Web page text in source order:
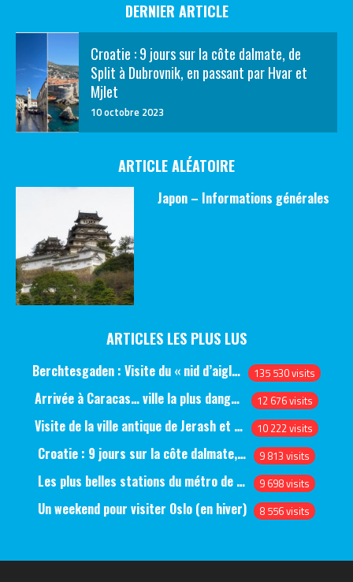
DERNIER ARTICLE
Croatie : 9 jours sur la côte dalmate, de
Split à Dubrovnik, en passant par Hvar et
Mjlet
10 octobre 2023
ARTICLE ALÉATOIRE
Japon – Informations générales
ARTICLES LES PLUS LUS
Berchtesgaden : Visite du « nid d’aigle » et des bunkers d’Hitler 135 530 visits
Arrivée à Caracas… ville la plus dangereuse du monde (jour 1) 12 676 visits
Visite de la ville antique de Jerash et du château d’Ajlun (jour 1) 10 222 visits
Croatie : 9 jours sur la côte dalmate, de Split à Dubrovnik, en passant par Hvar et Mjlet 9 813 visits
Les plus belles stations du métro de Saint-Pétersbourg 9 698 visits
Un weekend pour visiter Oslo (en hiver) 8 556 visits